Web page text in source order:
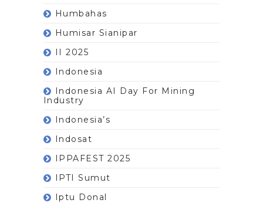
Humbahas
Humisar Sianipar
II 2025
Indonesia
Indonesia AI Day For Mining
Industry
Indonesia’s
Indosat
IPPAFEST 2025
IPTI Sumut
Iptu Donal